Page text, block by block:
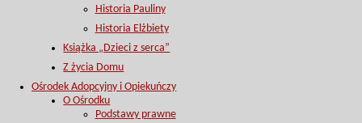
Historia Pauliny
Historia Elżbiety
Książka „Dzieci z serca”
Z życia Domu
Ośrodek Adopcyjny i Opiekuńczy
O Ośrodku
Podstawy prawne